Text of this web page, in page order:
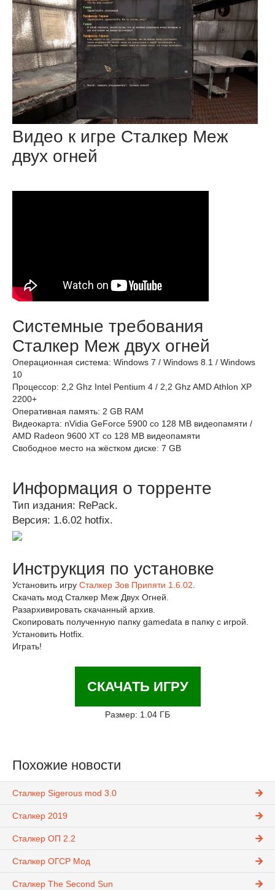
Видео к игре Сталкер Меж
двух огней
Системные требования
Сталкер Меж двух огней
Операционная система: Windows 7 / Windows 8.1 / Windows
10
Процессор: 2,2 Ghz Intel Pentium 4 / 2,2 Ghz AMD Athlon XP
2200+
Оперативная память: 2 GB RAM
Видеокарта: nVidia GeForce 5900 со 128 MB видеопамяти /
AMD Radeon 9600 XT со 128 MB видеопамяти
Свободное место на жёстком диске: 7 GB
Информация о торренте
Тип издания: RePack.
Версия: 1.6.02 hotfix.
Инструкция по установке
Установить игру Сталкер Зов Припяти 1.6.02
Скачать мод Сталкер Меж Двух Огней.
Разархивировать скачанный архив.
Скопировать полученную папку gamedata в папку с игрой.
Установить Hotfix.
Играть!
СКАЧАТЬ ИГРУ
Размер: 1.04 ГБ
Похожие новости
Сталкер Sigerous mod 3.0
Сталкер 2019
Сталкер ОП 2.2
Сталкер ОГСР Мод
Сталкер The Second Sun